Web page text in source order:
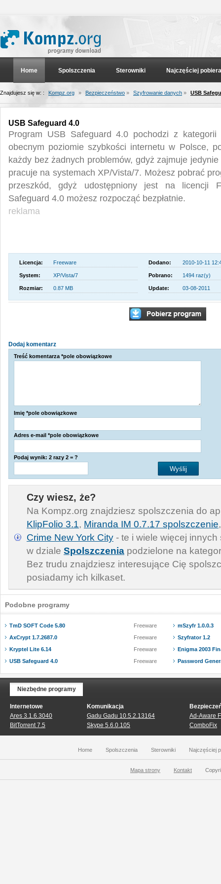
Home Spolszczenia Sterowniki Najczęściej
Znajdujesz się w: : Kompz.org » Bezpieczeństwo » Szyfrowanie danych » USB
USB Safeguard 4.0
Program USB Safeguard 4.0 pochodzi z kategorii
obecnym poziomie szybkości internetu w Polsce,
każdy bez żadnych problemów, gdyż zajmuje
pracuje na systemach XP/Vista/7. Możesz pobrać
przeszkód, gdyż udostępniony jest na licencji
Safeguard 4.0 możesz rozpocząć bezpłatnie.
reklama
Licencja: Freeware Dodano: 2010-10-11
System: XP/Vista/7 Pobrano: 1494 raz(y)
Rozmiar: 0.87 MB Update: 03-08-2011
Dodaj komentarz
Treść komentarza *pole obowiązkowe
Imię *pole obowiązkowe
Adres e-mail *pole obowiązkowe
Podaj wynik: 2 razy 2 = ?
Czy wiesz, że?
Na Kompz.org znajdziesz spolszczenia do
KlipFolio 3.1, Miranda IM 0.7.17 spolszczenie
Crime New York City - te i wiele więcej
w dziale Spolszczenia podzielone na
Bez trudu znajdziesz interesujące Cię
posiadamy ich kilkaset.
Podobne programy
TmD SOFT Code 5.80
Freeware
AxCrypt 1.7.2687.0
Freeware
Kryptel Lite 6.14
Freeware
USB Safeguard 4.0
Freeware
mSzyfr 1.0.0.3
Szyfrator 1.2
Enigma 2003
Password
Niezbędne programy
Internetowe
Ares 3.1.6.3040
BitTorrent 7.5
Komunikacja
Gadu Gadu 10.5.2.13164
Skype 5.6.0.105
Ad-Aware
ComboFix
Home Spolszczenia Sterowniki Najczęściej
Mapa strony Kontakt